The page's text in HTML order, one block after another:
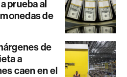
prueba al
de
de
a
caen en el